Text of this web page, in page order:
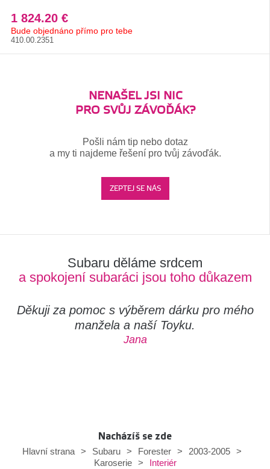
1 824.20 €
Bude objednáno přímo pro tebe
410.00.2351
NENAŠEL JSI NIC
PRO SVŮJ ZÁVOĎÁK?
Pošli nám tip nebo dotaz
a my ti najdeme řešení pro tvůj závoďák.
ZEPTEJ SE NÁS
Subaru děláme srdcem
a spokojení subaráci jsou toho důkazem
Děkuji za pomoc s výběrem dárku pro mého
manžela a naší Toyku.
Jana
Nacházíš se zde
Hlavní strana > Subaru > Forester > 2003-2005 >
Karoserie
> Interiér